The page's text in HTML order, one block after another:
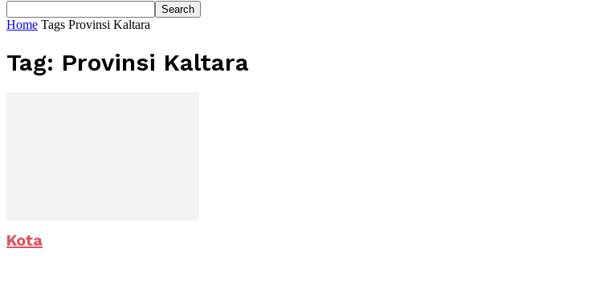
Home Tags Provinsi Kaltara
Tag: Provinsi Kaltara
Kota